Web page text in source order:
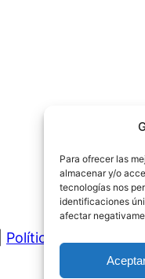
Para ofrecer las
almacenar y/o
tecnologías nos
identificaciones
afectar
Política de Privacidad